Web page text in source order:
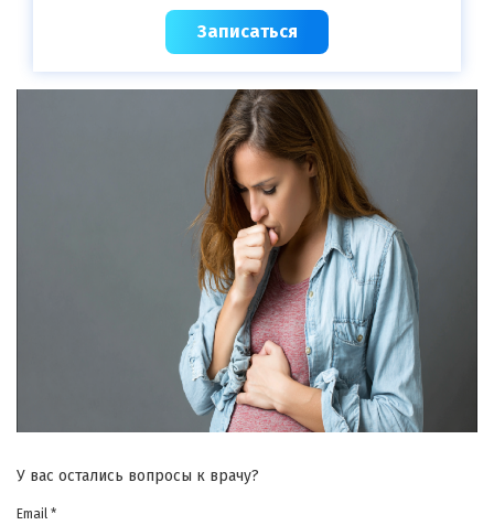
Записаться
У вас остались вопросы к врачу?
Email *